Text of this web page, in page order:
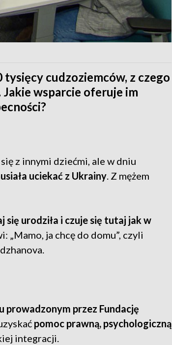
tysięcy cudzoziemców, z czego
wsparcie oferuje im
z innymi dziećmi, ale w dniu
uciekać z Ukrainy. Z mężem
się urodziła i czuje się tutaj jak w
„Mamo, ja chcę do domu”, czyli
prowadzonym przez Fundację
pomoc prawną, psychologiczną
integracji.